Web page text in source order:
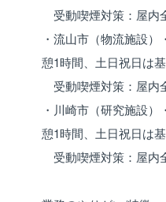
受動喫煙対策：屋内
・流山市（物流施設
憩1時間、土日祝日は基
受動喫煙対策：屋内
・川崎市（研究施設
憩1時間、土日祝日は基
受動喫煙対策：屋内